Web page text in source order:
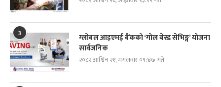
3
ग्लोबल आइएमई बैंकको ‘गोल बेस्ड सेभिङ्ग’ योजना
सार्वजनिक
२०८२ आश्विन २१, मंगलवार ०९:४७ गते